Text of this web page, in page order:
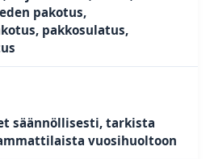
pakotus,
pakkosulatus,
säännöllisesti, tarkista
vuosihuoltoon